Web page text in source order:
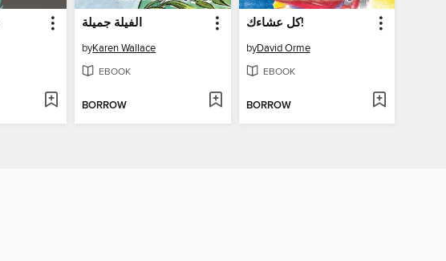
الفيلة جميلة
byKaren Wallace
EBOOK
BORROW
كل عشاءك!
byDavid Orme
EBOOK
BORROW